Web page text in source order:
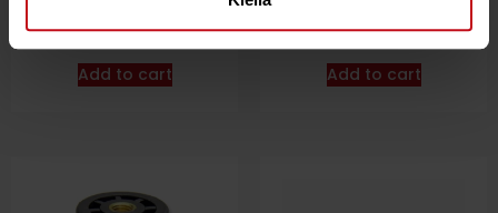
€139.00
Add to cart
€129.00
Add to cart